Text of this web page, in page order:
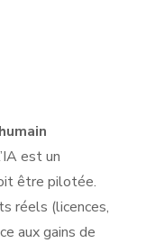
est un
être pilotée.
réels (licences,
aux gains de